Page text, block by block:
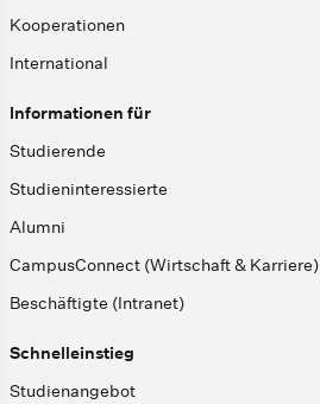
Kooperationen
International
Informationen für
Studierende
Studieninteressierte
Alumni
CampusConnect (Wirtschaft & Karriere)
Beschäftigte (Intranet)
Schnelleinstieg
Studienangebot